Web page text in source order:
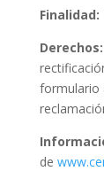
Finalidad:
Derechos:
formulario
de